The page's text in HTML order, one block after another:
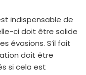
indispensable de
ci doit être solide
évasions. S’il fait
doit être
si cela est